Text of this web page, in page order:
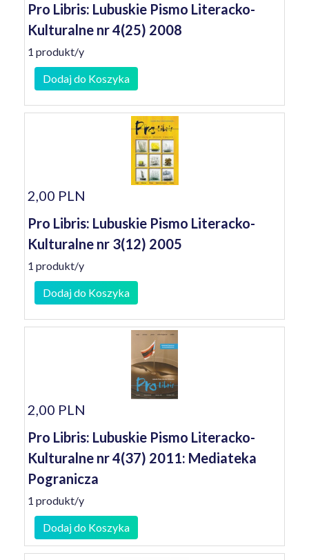
Pro Libris: Lubuskie Pismo Literacko-
Kulturalne nr 4(25) 2008
1 produkt/y
Dodaj do Koszyka
2,00 PLN
Pro Libris: Lubuskie Pismo Literacko-
Kulturalne nr 3(12) 2005
1 produkt/y
Dodaj do Koszyka
2,00 PLN
Pro Libris: Lubuskie Pismo Literacko-
Kulturalne nr 4(37) 2011: Mediateka
Pogranicza
1 produkt/y
Dodaj do Koszyka